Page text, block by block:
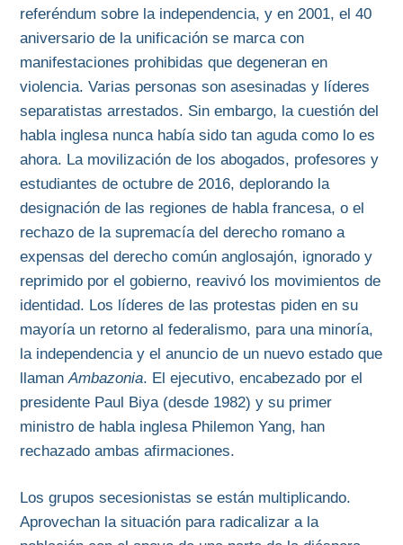
referéndum sobre la independencia, y en 2001, el 40
aniversario de la unificación se marca con
manifestaciones prohibidas que degeneran en
violencia. Varias personas son asesinadas y líderes
separatistas arrestados. Sin embargo, la cuestión del
habla inglesa nunca había sido tan aguda como lo es
ahora. La movilización de los abogados, profesores y
estudiantes de octubre de 2016, deplorando la
designación de las regiones de habla francesa, o el
rechazo de la supremacía del derecho romano a
expensas del derecho común anglosajón, ignorado y
reprimido por el gobierno, reavivó los movimientos de
identidad. Los líderes de las protestas piden en su
mayoría un retorno al federalismo, para una minoría,
la independencia y el anuncio de un nuevo estado que
llamanAmbazonia. El ejecutivo, encabezado por el
presidente Paul Biya (desde 1982) y su primer
ministro de habla inglesa Philemon Yang, han
rechazado ambas afirmaciones.
Los grupos secesionistas se están multiplicando.
Aprovechan la situación para radicalizar a la